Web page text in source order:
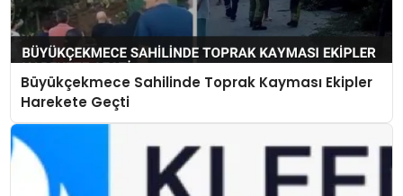
Büyükçekmece Sahilinde Toprak Kayması Ekipler
Harekete Geçti